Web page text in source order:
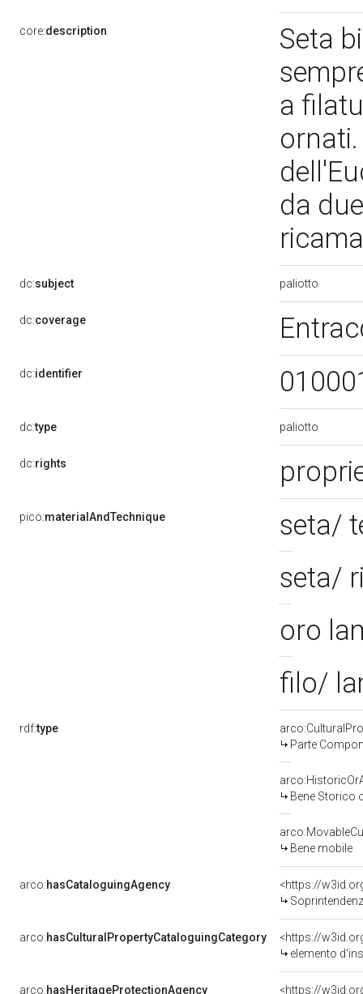
core:description
Seta
a
da
dc:subject paliotto
dc:coverage
dc:identifier
dc:type paliotto
dc:rights
pico:materialAndTechnique
seta/
seta/
oro
filo/
rdf:type
Parte
Bene Storico
Bene mobile
arco:hasCataloguingAgency
<https://
arco:hasCulturalPropertyCataloguingCategory
<https://
elemento
arco:hasHeritageProtectionAgency <https://